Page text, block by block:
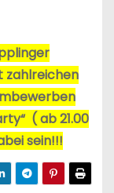
zahlreichen
( ab 21.00
sein!!!